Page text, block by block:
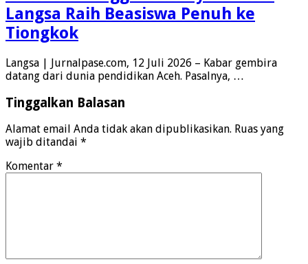
Langsa Raih Beasiswa Penuh ke
Tiongkok
Langsa | Jurnalpase.com, 12 Juli 2026 – Kabar gembira
datang dari dunia pendidikan Aceh. Pasalnya, …
Tinggalkan Balasan
Alamat email Anda tidak akan dipublikasikan. Ruas yang
wajib ditandai *
Komentar *